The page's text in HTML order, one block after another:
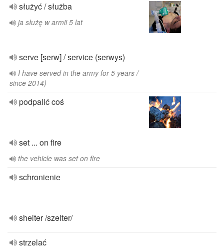
służyć / służba
ja służę w armii 5 lat
serve [serw] / service (serwys)
I have served in the army for 5 years /
since 2014)
podpalić coś
set ... on fire
the vehicle was set on fire
schronienie
shelter /szelter/
strzelać